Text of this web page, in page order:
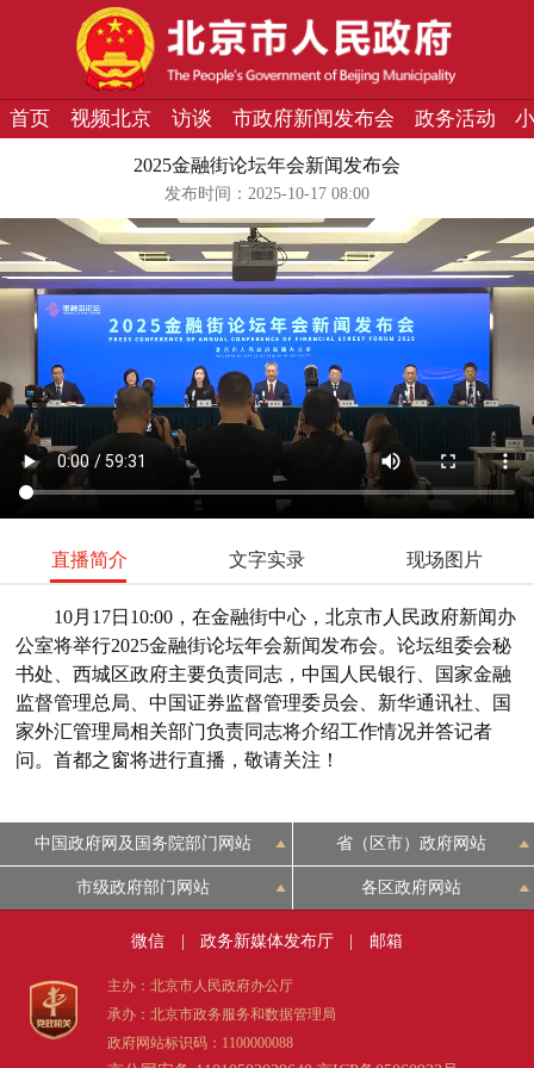
首页 视频北京 访谈 市政府新闻发布会 政务活动
2025金融街论坛年会新闻发布会
发布时间：2025-10-17 08:00
直播简介 文字实录 现场图片
10月17日10:00，在金融街中心，北京市人民政府新闻办
公室将举行2025金融街论坛年会新闻发布会。论坛组委会秘
书处、西城区政府主要负责同志，中国人民银行、国家金融
监督管理总局、中国证券监督管理委员会、新华通讯社、国
家外汇管理局相关部门负责同志将介绍工作情况并答记者
问。首都之窗将进行直播，敬请关注！
中国政府网及国务院部门网站 省（区市）政府网站
市级政府部门网站 各区政府网站
微信 政务新媒体发布厅 邮箱
主办：北京市人民政府办公厅
承办：北京市政务服务和数据管理局
政府网站标识码：1100000088